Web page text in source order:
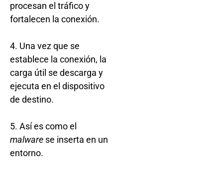
procesan el tráfico y
fortalecen la conexión.
4. Una vez que se
establece la conexión, la
carga útil se descarga y
ejecuta en el dispositivo
de destino.
5. Así es como el
malware se inserta en un
entorno.